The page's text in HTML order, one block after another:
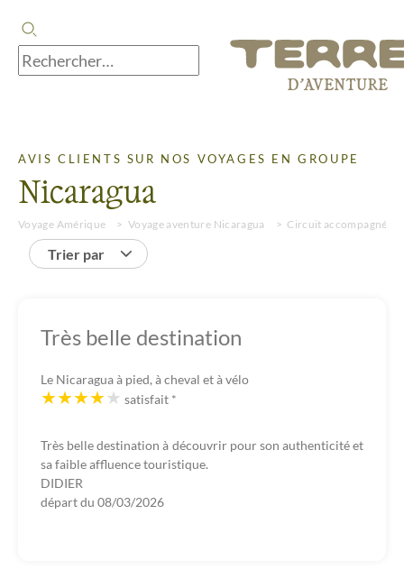
AVIS CLIENTS SUR NOS VOYAGES EN GROUPE
Nicaragua
Voyage Amérique Voyage aventure Nicaragua Circuit accompagné
Trier par
Très belle destination
Le Nicaragua à pied, à cheval et à vélo
satisfait *
Très belle destination à découvrir pour son authenticité et
sa faible affluence touristique.
DIDIER
départ du 08/03/2026